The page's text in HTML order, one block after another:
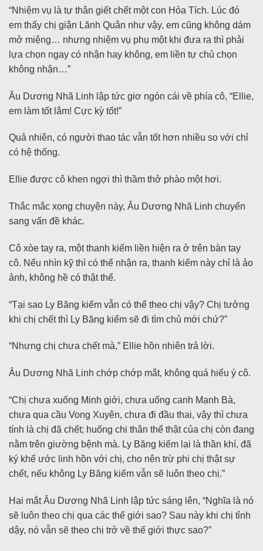
“Nhiệm vụ là tự thân giết chết một con Hỏa Tích. Lúc đó
em thấy chị giận Lãnh Quân như vậy, em cũng không dám
mở miệng… nhưng nhiệm vụ phụ một khi đưa ra thì phải
lựa chọn ngay có nhận hay không, em liền tự chủ chọn
không nhận…”
Âu Dương Nhã Linh lập tức giơ ngón cái về phía cô, “Ellie,
em làm tốt lắm! Cực kỳ tốt!”
Quả nhiên, có người thao tác vẫn tốt hơn nhiều so với chỉ
có hệ thống.
Ellie được cô khen ngợi thì thầm thở phào một hơi.
Thắc mắc xong chuyện này, Âu Dương Nhã Linh chuyển
sang vấn đề khác.
Cô xòe tay ra, một thanh kiếm liền hiện ra ở trên bàn tay
cô. Nếu nhìn kỹ thì có thể nhận ra, thanh kiếm này chỉ là ảo
ảnh, không hề có thật thể.
“Tại sao Ly Băng kiếm vẫn có thể theo chị vậy? Chị tưởng
khi chị chết thì Ly Băng kiếm sẽ đi tìm chủ mới chứ?”
“Nhưng chị chưa chết mà,” Ellie hồn nhiên trả lời.
Âu Dương Nhã Linh chớp chớp mắt, không quá hiểu ý cô.
“Chị chưa xuống Minh giới, chưa uống canh Mạnh Bà,
chưa qua cầu Vong Xuyên, chưa đi đầu thai, vậy thì chưa
tính là chị đã chết; huống chi thân thể thật của chị còn đang
nằm trên giường bệnh mà. Ly Băng kiếm lại là thần khí, đã
ký khế ước linh hồn với chị, cho nên trừ phi chị thật sự
chết, nếu không Ly Băng kiếm vẫn sẽ luôn theo chị.”
Hai mắt Âu Dương Nhã Linh lập tức sáng lên, “Nghĩa là nó
sẽ luôn theo chị qua các thế giới sao? Sau này khi chị tỉnh
dậy, nó vẫn sẽ theo chị trở về thế giới thực sao?”